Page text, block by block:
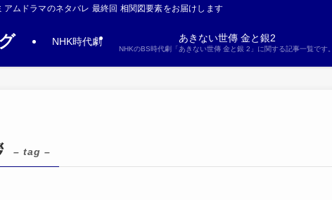
ムドラマのネタバレ 最終回 相関図要素をお届けします
NHK時代劇 あきない世傳 金と銀2
NHKのBS時代劇「あきない世傳 金と銀 2」に関する記事一覧です。
– tag –